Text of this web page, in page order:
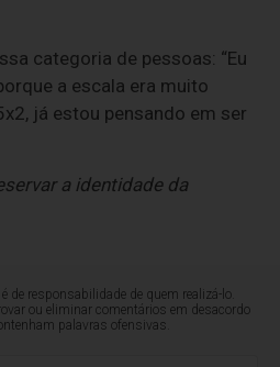
categoria de pessoas: “Eu
a escala era muito
já estou pensando em ser
a identidade da
de responsabilidade de quem realizá-lo.
ou eliminar comentários em desacordo
palavras ofensivas.